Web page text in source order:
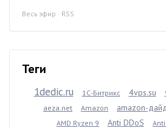
Весь эфир · RSS
Теги
1dedic.ru 1С-Битрикс 4vps.su
aeza.net
Amazon amazon-
AMD Ryzen 9
Anti DDoS